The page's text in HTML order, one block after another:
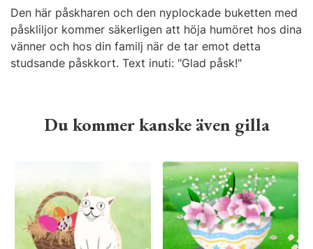
Den här påskharen och den nyplockade buketten med
påskliljor kommer säkerligen att höja humöret hos dina
vänner och hos din familj när de tar emot detta
studsande påskkort. Text inuti: "Glad påsk!"
Du kommer kanske även gilla